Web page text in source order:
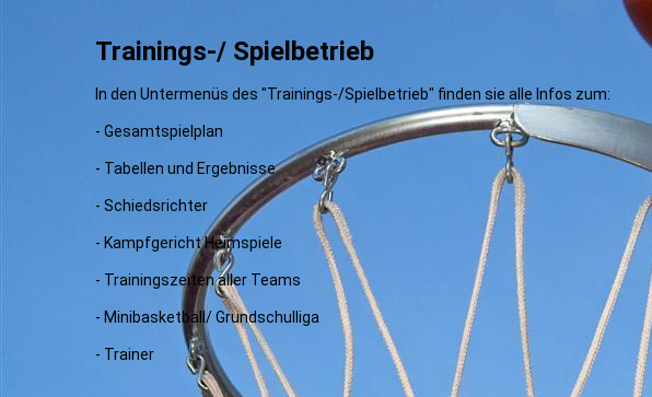
Trainings-/ Spielbetrieb
In den Untermenüs des "Trainings-/Spielbetrieb" finden sie alle Infos zum:
- Gesamtspielplan
- Tabellen und Ergebnisse
- Schiedsrichter
- Kampfgericht Heimspiele
- Trainingszeiten aller Teams
- Minibasketball/ Grundschulliga
- Trainer